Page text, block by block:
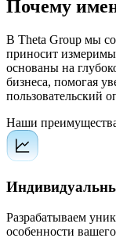
Почему
В Theta Group мы
приносит
основаны на
бизнеса, помогая
пользовательский
Наши
Разрабатываем
особенности